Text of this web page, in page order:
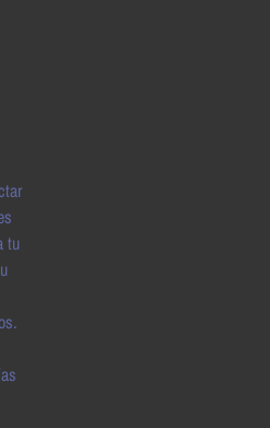
tu